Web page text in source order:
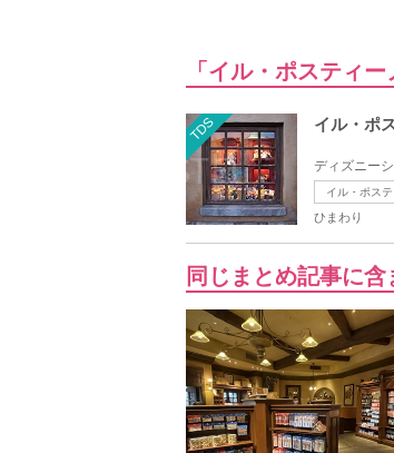
「イル・ポスティ
TDS イル・ポ
ディズニー
イル・ポステ
ひまわり
同じまとめ記事に